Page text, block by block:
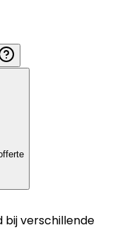
bij verschillende